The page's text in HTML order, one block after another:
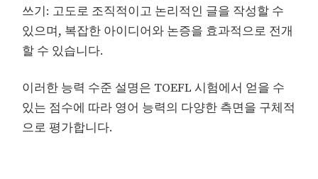
쓰기: 고도로 조직적이고 논리적인 글을 작성할 수
있으며, 복잡한 아이디어와 논증을 효과적으로 전개
할 수 있습니다.
이러한 능력 수준 설명은 TOEFL 시험에서 얻을 수
있는 점수에 따라 영어 능력의 다양한 측면을 구체적
으로 평가합니다.